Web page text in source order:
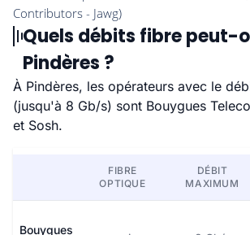
Quels débits fibre peut-
Pindères ?
À Pindères, les opérateurs avec le
(jusqu'à 8 Gb/s) sont Bouygues
et Sosh.
FIBRE
OPTIQUE
DÉBIT
MAXIMUM
Bouygues